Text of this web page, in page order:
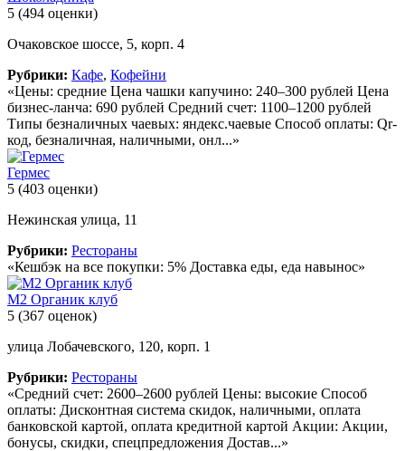
5 (494 оценки)
Очаковское шоссе, 5, корп. 4
Рубрики: Кафе, Кофейни
«Цены: средние Цена чашки капучино: 240–300 рублей Цена
бизнес-ланча: 690 рублей Средний счет: 1100–1200 рублей
Типы безналичных чаевых: яндекс.чаевые Способ оплаты: Qr-
код, безналичная, наличными, онл...»
Гермес
5 (403 оценки)
Нежинская улица, 11
Рубрики: Рестораны
«Кешбэк на все покупки: 5% Доставка еды, еда навынос»
М2 Органик клуб
5 (367 оценок)
улица Лобачевского, 120, корп. 1
Рубрики: Рестораны
«Средний счет: 2600–2600 рублей Цены: высокие Способ
оплаты: Дисконтная система скидок, наличными, оплата
банковской картой, оплата кредитной картой Акции: Акции,
бонусы, скидки, спецпредложения Достав...»